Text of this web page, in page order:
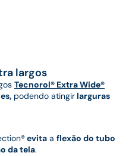
largos
Tecnorol® Extra Wide®
podendo atingir larguras
evita a flexão do tubo
da tela.